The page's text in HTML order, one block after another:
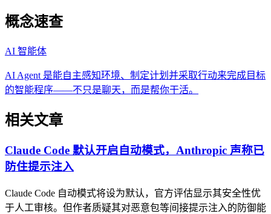
概念速查
AI 智能体
AI Agent 是能自主感知环境、制定计划并采取行动来完成目标
的智能程序——不只是聊天，而是帮你干活。
相关文章
Claude Code 默认开启自动模式，Anthropic 声称已
防住提示注入
Claude Code 自动模式将设为默认，官方评估显示其安全性优
于人工审核。但作者质疑其对恶意包等间接提示注入的防御能